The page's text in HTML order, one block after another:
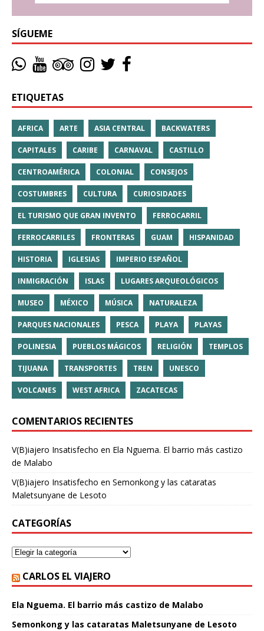
SÍGUEME
ETIQUETAS
AFRICA ARTE ASIA CENTRAL BACKWATERS
CAPITALES CARIBE CARNAVAL CASTILLO
CENTROAMÉRICA COLONIAL CONSEJOS
COSTUMBRES CULTURA CURIOSIDADES
EL TURISMO QUE GRAN INVENTO FERROCARRIL
FERROCARRILES FRONTERAS GUAM HISPANIDAD
HISTORIA IGLESIAS IMPERIO ESPAÑOL
INMIGRACIÓN ISLAS LUGARES ARQUEOLÓGICOS
MUSEO MÉXICO MÚSICA NATURALEZA
PARQUES NACIONALES PESCA PLAYA PLAYAS
POLINESIA PUEBLOS MÁGICOS RELIGIÓN TEMPLOS
TIJUANA TRANSPORTES TREN UNESCO
VOLCANES WEST AFRICA ZACATECAS
COMENTARIOS RECIENTES
V(B)iajero Insatisfecho en Ela Nguema. El barrio más castizo
de Malabo
V(B)iajero Insatisfecho en Semonkong y las cataratas
Maletsunyane de Lesoto
CATEGORÍAS
CARLOS EL VIAJERO
Ela Nguema. El barrio más castizo de Malabo
Semonkong y las cataratas Maletsunyane de Lesoto